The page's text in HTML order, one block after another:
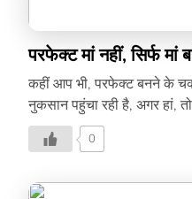
परफेक्ट मां नहीं, सिर्फ मां
कहीं आप भी, परफेक्ट बनने के
नुकसान पहुंचा रही है, अगर हां,
निकालने के लिए पढ़िये लेख में –
0